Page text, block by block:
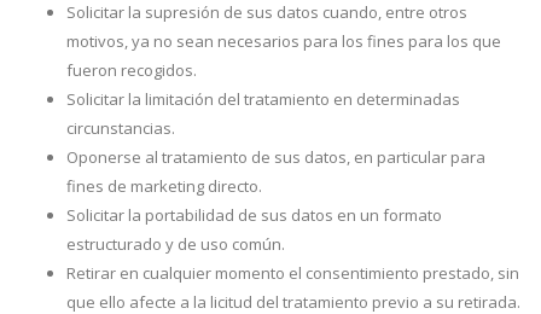
Solicitar la supresión de sus datos cuando, entre otros
motivos, ya no sean necesarios para los fines para los que
fueron recogidos.
Solicitar la limitación del tratamiento en determinadas
circunstancias.
Oponerse al tratamiento de sus datos, en particular para
fines de marketing directo.
Solicitar la portabilidad de sus datos en un formato
estructurado y de uso común.
Retirar en cualquier momento el consentimiento prestado, sin
que ello afecte a la licitud del tratamiento previo a su retirada.